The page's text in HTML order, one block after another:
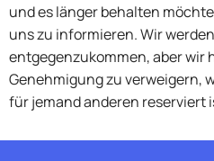
und es länger behalten
uns zu informieren. Wir
entgegenzukommen, aber wir
Genehmigung zu verweigern,
für jemand anderen reserviert